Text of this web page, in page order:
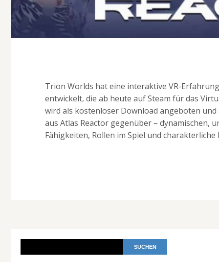
Trion Worlds hat eine interaktive VR-
entwickelt, die ab heute auf Steam für das
wird als kostenloser Download angeboten
aus Atlas Reactor gegenüber – dynamischen,
Fähigkeiten, Rollen im Spiel und